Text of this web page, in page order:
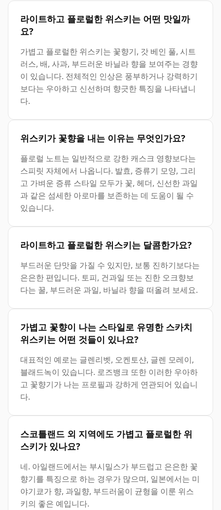
라이트하고 플로럴한 위스키는 어떤 맛일까
요?
가볍고 플로럴한 위스키는 꽃향기, 갓 베인 풀, 시트
러스, 배, 사과, 부드러운 바닐라 향을 보여주는 경향
이 있습니다. 전체적인 인상은 풍부하거나 강력하기
보다는 우아하고 신선하며 향긋한 특징을 나타냅니
다.
위스키가 꽃향을 내는 이유는 무엇인가요?
플로럴 노트는 일반적으로 강한 캐스크 영향보다는
스피릿 자체에서 나옵니다. 발효, 증류기 모양, 그리
고 가벼운 증류 스타일 모두가 꽃, 헤더, 신선한 과일
과 같은 섬세한 아로마를 보존하는 데 도움이 될 수
있습니다.
라이트하고 플로럴한 위스키는 달콤한가요?
부드러운 단맛을 가질 수 있지만, 보통 진하기보다는
은은한 편입니다. 토피, 건과일 또는 진한 오크향보
다는 꿀, 부드러운 과일, 바닐라 향을 떠올려 보세요.
가볍고 꽃향이 나는 스타일로 유명한 스카치
위스키는 어떤 것들이 있나요?
대표적인 예로는 글렌리벳, 오켄토샨, 글렌 모레이,
블래드녹이 있습니다. 로즈뱅크 또한 이러한 우아하
고 꽃향기가 나는 프로필과 강하게 연관되어 있습니
다.
스코틀랜드 외 지역에도 가볍고 플로럴한 위
스키가 있나요?
네. 아일랜드에서는 부시밀스가 부드럽고 은은한 꽃
향기를 특징으로 하는 경우가 많으며, 일본에서는 미
야기쿄가 향, 과일향, 부드러움이 균형을 이룬 위스
키의 좋은 예입니다.